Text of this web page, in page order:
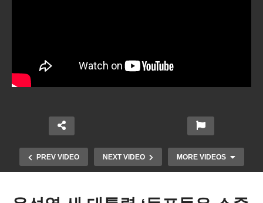
PREV VIDEO NEXT VIDEO MORE VIDEOS